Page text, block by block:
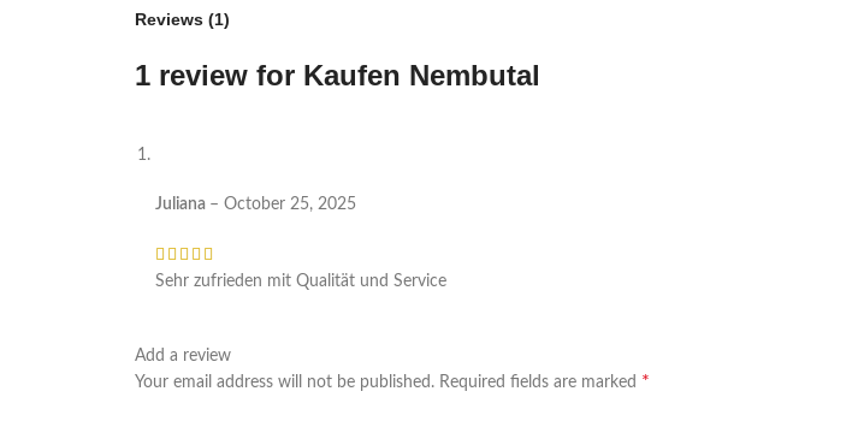
Reviews (1)
1 review for Kaufen Nembutal
Juliana – October 25, 2025
Sehr zufrieden mit Qualität und Service
Add a review
Your email address will not be published. Required fields are marked *